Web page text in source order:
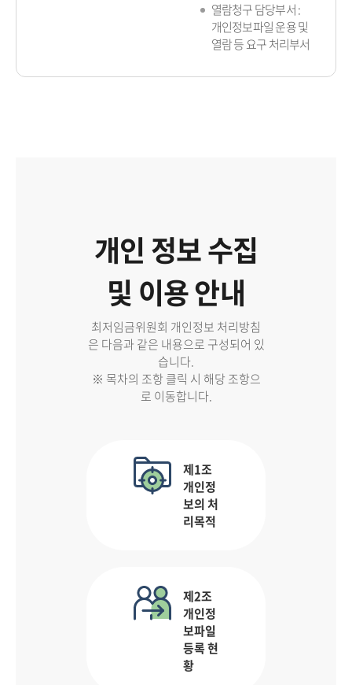
열람청구 담당부서 :
개인정보파일 운용 및
열람 등 요구 처리부서
개인 정보 수집
및 이용 안내
최저임금위원회 개인정보 처리방침
은 다음과 같은 내용으로 구성되어 있
습니다.
※ 목차의 조항 클릭 시 해당 조항으
로 이동합니다.
제1조
개인정
보의 처
리목적
제2조
개인정
보파일
등록 현
황